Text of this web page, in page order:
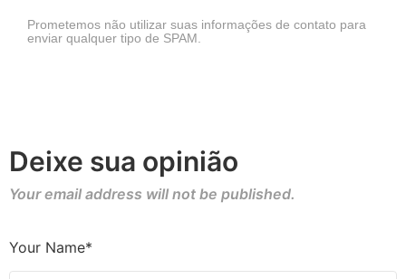
Prometemos não utilizar suas informações de contato para
enviar qualquer tipo de SPAM.
Deixe sua opinião
Your email address will not be published.
Your Name*